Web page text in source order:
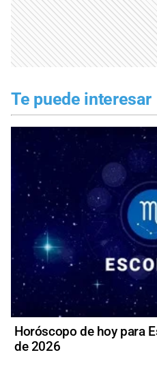
Te puede interesar
Horóscopo de hoy para
de 2026